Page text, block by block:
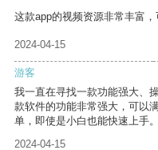
这款app的视频资源非常丰富，
2024-04-15
游客
我一直在寻找一款功能强大、
款软件的功能非常强大，可以
单，即使是小白也能快速上手。
2024-04-15